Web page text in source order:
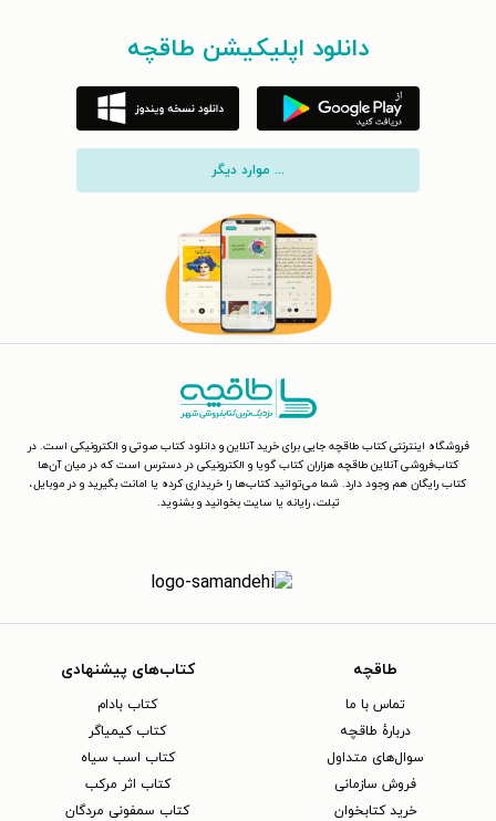
دانلود اپلیکیشن طاقچه
... موارد دیگر
فروشگاه اینترنتی کتاب طاقچه جایی برای خرید آنلاین و دانلود کتاب صوتی و الکترونیکی است. در
کتاب‌فروشی آنلاین طاقچه هزاران کتاب گویا و الکترونیکی در دسترس است که در میان آن‌ها
کتاب رایگان هم وجود دارد. شما می‌توانید کتاب‌ها را خریداری کرده یا امانت بگیرید و در موبایل،
تبلت، رایانه یا سایت بخوانید و بشنوید.
طاقچه
تماس با ما
دربارهٔ طاقچه
سوال‌های متداول
فروش سازمانی
خرید کتابخوان
کتاب‌های پیشنهادی
کتاب بادام
کتاب کیمیاگر
کتاب اسب سیاه
کتاب اثر مرکب
کتاب سمفونی مردگان